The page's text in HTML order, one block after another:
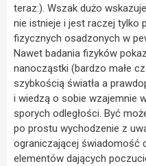
teraz:). Wszak dużo
nie istnieje i jest raczej tylko
fizycznych osadzonych w
Nawet badania fizyków
nanocząstki (bardzo małe
szybkością światła a
i wiedzą o sobie wzajemnie
sporych odległości. Być
po prostu wychodzenie z
ograniczającej świadomość
elementów dających